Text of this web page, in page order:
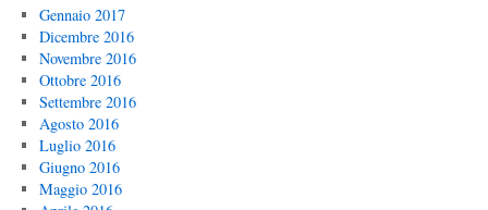
Gennaio 2017
Dicembre 2016
Novembre 2016
Ottobre 2016
Settembre 2016
Agosto 2016
Luglio 2016
Giugno 2016
Maggio 2016